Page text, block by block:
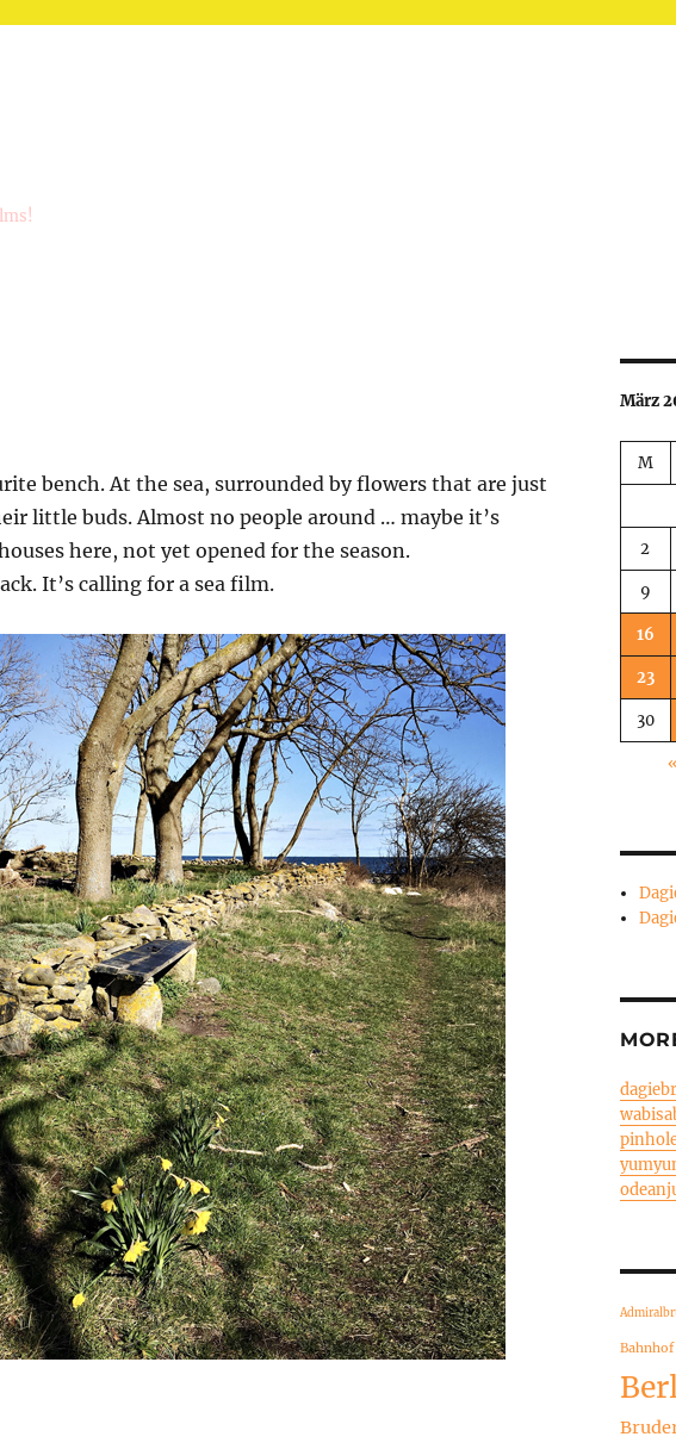
bench. At the sea, surrounded by flowers that are just
little buds. Almost no people around … maybe it’s
here, not yet opened for the season.
It’s calling for a sea film.
März
M
2
9
16
23
30
Bahnhof